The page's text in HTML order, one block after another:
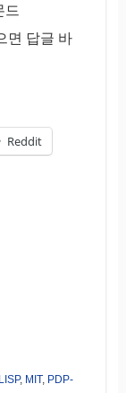
드
면 답글 바
Reddit
LISP, MIT, PDP-